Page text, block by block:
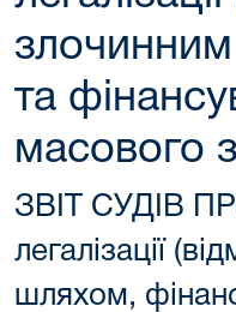
та
масового
ЗВІТ СУДІВ
легалізації
шляхом,